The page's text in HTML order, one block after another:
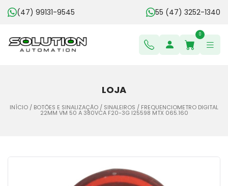
(47) 99131-9545 55 (47) 3252-1340
0
LOJA
INÍCIO / BOTÕES E SINALIZAÇÃO / SINALEIROS / FREQUENCIOMETRO DIGITAL
22MM VM 50 A 380VCA F20-3G I25598 MTX 065.160